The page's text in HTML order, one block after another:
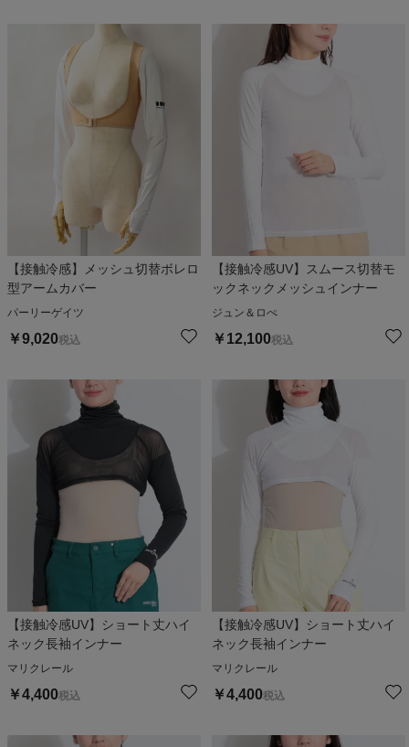
【接触冷感】メッシュ切替ボレロ
型アームカバー
パーリーゲイツ
￥9,020税込
【接触冷感UV】スムース切替モ
ックネックメッシュインナー
ジュン＆ロぺ
￥ 12,100税込
【接触冷感UV】ショート丈ハイ
ネック長袖インナー
マリクレール
￥4,400税込
【接触冷感UV】ショート丈ハイ
ネック長袖インナー
マリクレール
￥4,400税込